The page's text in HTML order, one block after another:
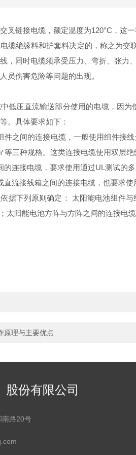
叉链接电缆，额定温度为120°C，这
缆绝缘料和护套料决定的，称之为
，同时电缆须承受压力、弯折、张
员伤害危险等问题的出现。
低压直流输送部分使用的电缆，因
。具体要求如下：
件之间的连接电缆，一般使用组件
等三种规格。这类连接电缆使用双层
的连接电缆，要求使用通过UL测试
直流接线箱之间的连接电缆，也要求
据下列原则确定： 太阳能电池组件
太阳能电池方阵与方阵之间的连接电
原理与主要优点
股份有限公司
南路20号